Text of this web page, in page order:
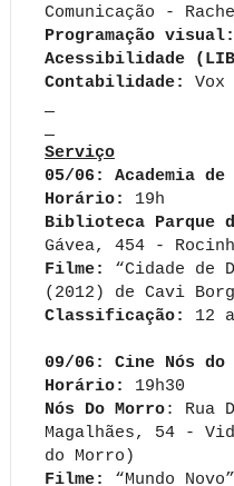
Comunicação -
Programação
Acessibilidade
Contabilidade:
Serviço
05/06: Academia de
Horário:
19h
Biblioteca Parque
Gávea, 454 -
Filme:
“Cidade de
(2012) de Cavi
Classificação:
12
09/06: Cine Nós do
Horário:
19h30
Nós Do Morro: Rua
Magalhães, 54 -
do Morro)
Filme:
“Mundo